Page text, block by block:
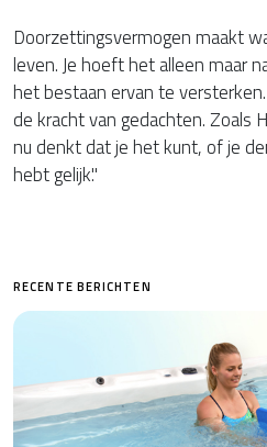
Doorzettingsvermogen maakt
leven. Je hoeft het alleen maar
het bestaan ervan te
de kracht van gedachten. Zoals
nu denkt dat je het kunt, of je
hebt gelijk."
RECENTE BERICHTEN